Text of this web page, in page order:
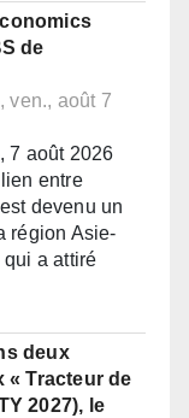
de
ven., août 7
7 août 2026
entre
devenu un
région Asie-
qui a attiré
deux
« Tracteur de
2027), le